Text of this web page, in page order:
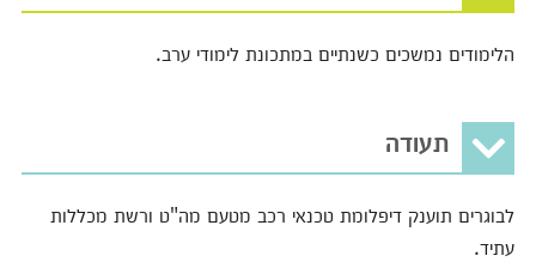
הלימודים נמשכים כשנתיים במתכונת לימודי ערב.
תעודה
לבוגרים תוענק דיפלומת טכנאי רכב מטעם מה"ט ורשת מכללות
עתיד.